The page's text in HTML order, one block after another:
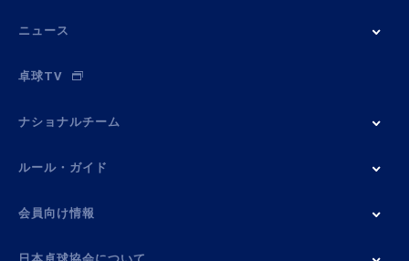
ニュース
卓球TV
ナショナルチーム
ルール・ガイド
会員向け情報